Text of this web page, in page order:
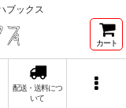
ブックス
カート
配送・送料につ
いて